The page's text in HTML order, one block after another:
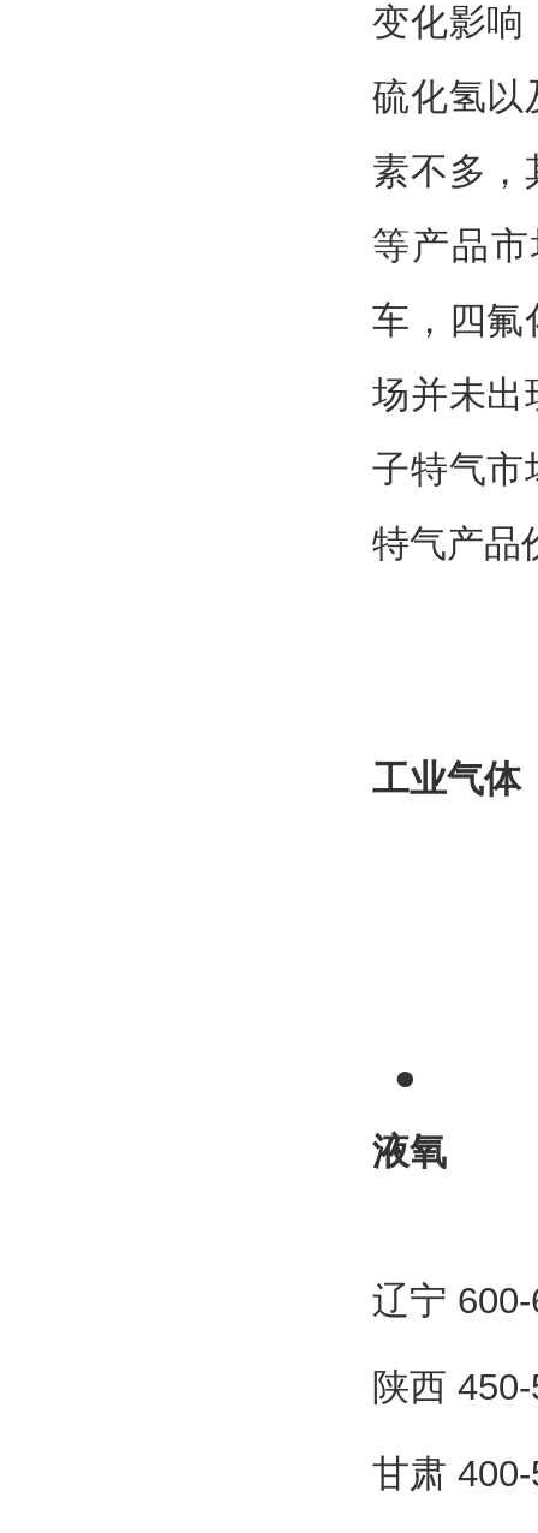
变化影响
硫化氢以
素不多，
等产品
车，四氟
场并未出
子特气市
特气产品
工业气体
●
液氧
辽宁
陕西
甘肃